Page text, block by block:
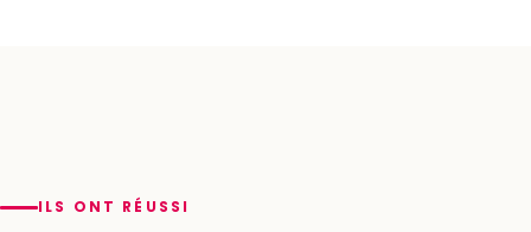
ILS ONT RÉUSSI